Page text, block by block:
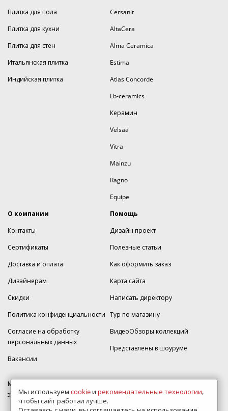
Плитка для пола
Плитка для кухни
Плитка для стен
Итальянская плитка
Индийская плитка
Cersanit
AltaCera
Alma Ceramica
Estima
Atlas Concorde
Lb-ceramics
Керамин
Velsaa
Vitra
Mainzu
Ragno
Equipe
О компании
Контакты
Сертификаты
Доставка и оплата
Дизайнерам
Скидки
Политика конфиденциальности
Согласие на обработку
персональных данных
Вакансии
Помощь
Дизайн проект
Полезные статьи
Как оформить заказ
Карта сайта
Написать директору
Тур по магазину
ВидеоОбзоры коллекций
Представлены в шоуруме
МКАД 2км внешняя сторона, д. 2, ТРЦ "Шоколад" (РИО) Реутов, -1
этаж, магазин Плитка-SDVK.
Мы используем cookieи рекомендательные технологии,
чтобы сайт работал лучше.